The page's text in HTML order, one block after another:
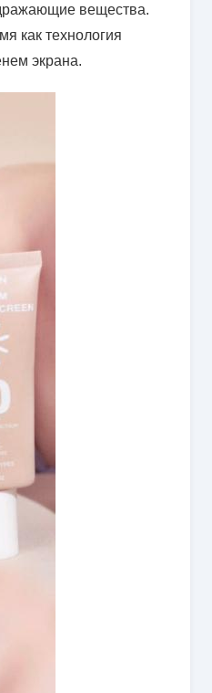
вещества.
как технология
экрана.